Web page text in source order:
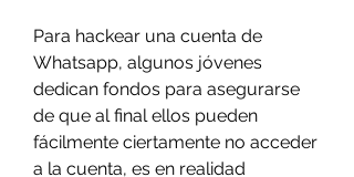
Para hackear una cuenta de
Whatsapp, algunos jóvenes
dedican fondos para asegurarse
de que al final ellos pueden
fácilmente ciertamente no acceder
a la cuenta, es en realidad